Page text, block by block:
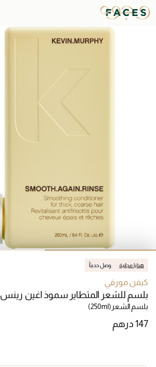
هدايا مجانية وصل حديثاً
كيفن مورفي
بلسم للشعر المتطاير سموذ اغين رينس
بلسم الشعر (250ml)